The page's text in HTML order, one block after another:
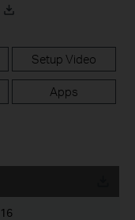
Setup Video
Apps